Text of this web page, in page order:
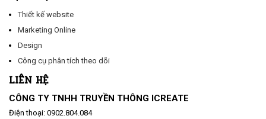
Thiết kế website
Marketing Online
Design
Công cụ phân tích theo dõi
LIÊN HỆ
CÔNG TY TNHH TRUYỀN THÔNG ICREATE
Điện thoại: 0902.804.084